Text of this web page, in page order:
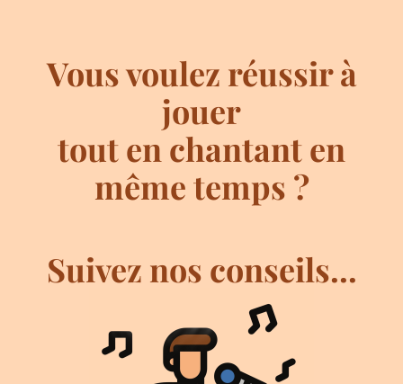
Vous voulez réussir à
jouer
tout en chantant en
même temps ?
Suivez nos conseils...